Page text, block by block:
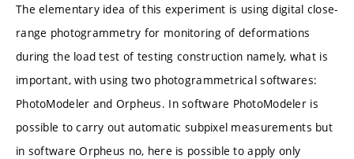
The elementary idea of this experiment is using digital close-
range photogrammetry for monitoring of deformations
during the load test of testing construction namely, what is
important, with using two photogrammetrical softwares:
PhotoModeler and Orpheus. In software PhotoModeler is
possible to carry out automatic subpixel measurements but
in software Orpheus no, here is possible to apply only